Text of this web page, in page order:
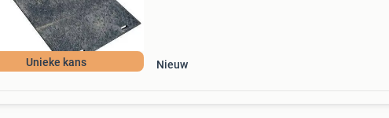
Unieke kans Nieuw